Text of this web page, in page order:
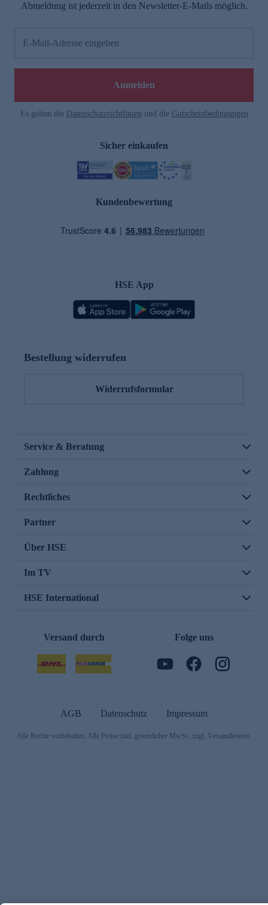
Abmeldung ist jederzeit in den Newsletter-E-Mails möglich.
E-Mail-Adresse eingeben
Anmelden
Es gelten die Datenschutzrichtlinien und die Gutscheinbedingungen
Sicher einkaufen
Kundenbewertung
HSE App
Bestellung widerrufen
Widerrufsformular
Service & Beratung
Zahlung
Rechtliches
Partner
Über HSE
Im TV
HSE International
Versand durch Folge uns
AGB Datenschutz Impressum
Alle Rechte vorbehalten. Alle Preise inkl. gesetzlicher MwSt., zzgl. Versandkosten.